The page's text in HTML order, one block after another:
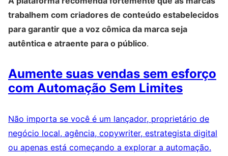
trabalhem com criadores de conteúdo estabelecidos
para garantir que a voz cômica da marca seja
autêntica e atraente para o público.
Aumente suas vendas sem esforço
com Automação Sem Limites
Não importa se você é um lançador, proprietário de
negócio local, agência, copywriter, estrategista digital
ou apenas está começando a explorar a automação.